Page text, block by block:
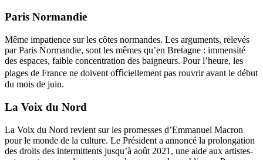
Paris Normandie
Même impatience sur les côtes normandes. Les arguments, relevés
par Paris Normandie, sont les mêmes qu’en Bretagne : immensité
des espaces, faible concentration des baigneurs. Pour l’heure, les
plages de France ne doivent oﬃciellement pas rouvrir avant le début
du mois de juin.
La Voix du Nord
La Voix du Nord revient sur les promesses d’Emmanuel Macron
pour le monde de la culture. Le Président a annoncé la prolongation
des droits des intermittents jusqu’à août 2021, une aide aux artistes-